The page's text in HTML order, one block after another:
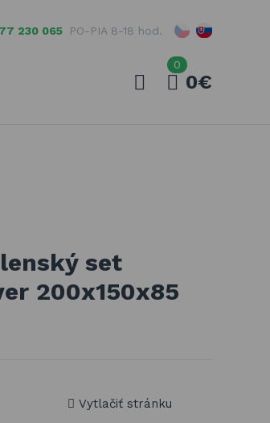
230 065 PO-PIA 8-18 hod.
0
0€
set
200x150x85
Vytlačiť stránku